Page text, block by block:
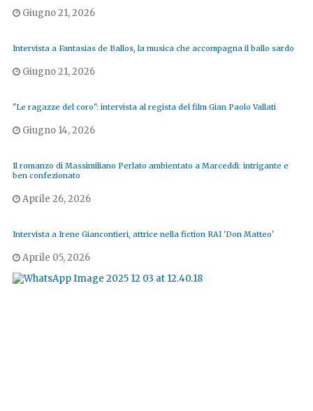
Giugno 21, 2026
Intervista a Fantasias de Ballos, la musica che accompagna il ballo sardo
Giugno 21, 2026
"Le ragazze del coro": intervista al regista del film Gian Paolo Vallati
Giugno 14, 2026
Il romanzo di Massimiliano Perlato ambientato a Marceddì: intrigante e
ben confezionato
Aprile 26, 2026
Intervista a Irene Giancontieri, attrice nella fiction RAI 'Don Matteo'
Aprile 05, 2026